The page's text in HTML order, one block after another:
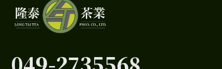
049-2735568